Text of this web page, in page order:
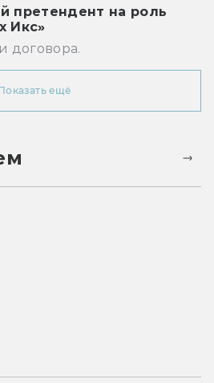
претендент на роль
Икс»
договора.
ещё